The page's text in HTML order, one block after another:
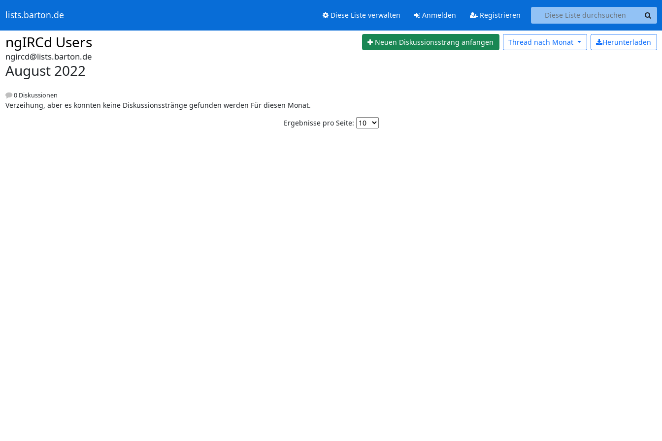
lists.barton.de Diese Liste verwalten Anmelden Registrieren
ngIRCd Users Neuen Diskussionsstrang anfangen Herunterladen
Thread nach Monat
ngircd@lists.barton.de
August 2022
0 Diskussionen
Verzeihung, aber es konnten keine Diskussionsstränge gefunden werden Für diesen Monat.
Ergebnisse pro Seite: